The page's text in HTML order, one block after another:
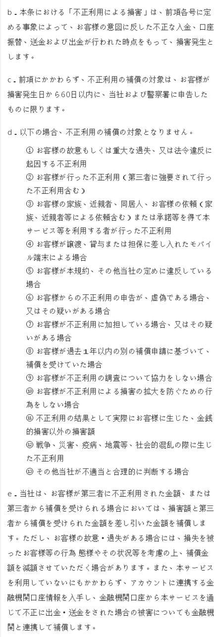
b．本条における「不正利用による損害」は、前項各号に定
める事象によって、お客様の意図に反した不正な入金、口座
振替、送金および出金が行われた時点をもって、損害発生と
します。
c．前項にかかわらず、不正利用の補償の対象は、お客様が
損害発生日から60日以内に、当社および警察署に申告した
ものに限ります。
d．以下の場合、不正利用の補償の対象となりません。
① お客様の故意もしくは重大な過失、又は法令違反に
起因する不正利用
② お客様が行った不正利用（第三者に強要されて行っ
た不正利用含む）
③ お客様の家族、近親者、同居人、お客様の依頼（家
族、近親者等による依頼含む）または承諾等を得て本
サービス等を利用する者が行った不正利用
④ お客様が譲渡、貸与または担保に差し入れたモバイ
ル端末による場合
⑤ お客様が本規約、その他当社の定めに違反している
場合
⑥ お客様からの不正利用の申告が、虚偽である場合、
又はその疑いがある場合
⑦ お客様が不正利用に加担している場合、又はその疑
いがある場合
⑧ お客様が過去１年以内の別の補償申請に基づいて、
補償を受けていた場合
⑨ お客様が不正利用の調査について協力をしない場合
⑩ お客様が不正利用による損害の拡大を防ぐための行
為をしない場合
⑪ 不正利用の結果として実際にお客様に生じた、金銭
的損害以外の損害額
⑫ 戦争、災害、疫病、地震等、社会的混乱の際に生じ
た不正利用
⑬ その他当社が不適当と合理的に判断する場合
e．当社は、お客様が第三者に不正利用された金額、または
第三者から補償を受けられる場合においては、損害額と第三
者から補償を受けられた金額を差し引いた金額を補償しま
す。ただし、お客様の故意・過失がある場合には、損失を被
ったお客様等の行為 態様やその状況等を考慮の上、補償金
額を減額させていただく場合があります。また、本サービス
を利用していないにもかかわらず、アカウントに連携する金
融機関口座情報を入手し、金融機関口座から本サービスを通
じて不正に出金・送金をされた場合の被害についても金融機
関と連携して補償します。